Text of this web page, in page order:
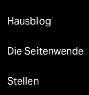
Hausblog
Die Seitenwende
Stellen